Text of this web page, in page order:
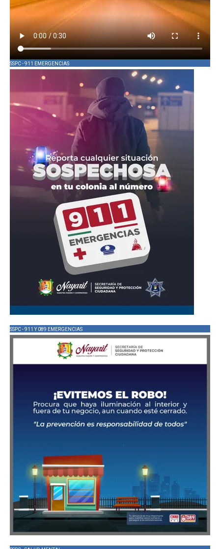
SSPC - 911 EMERGENCIAS
SSPC - 911 Y 089 EMERGENCIAS